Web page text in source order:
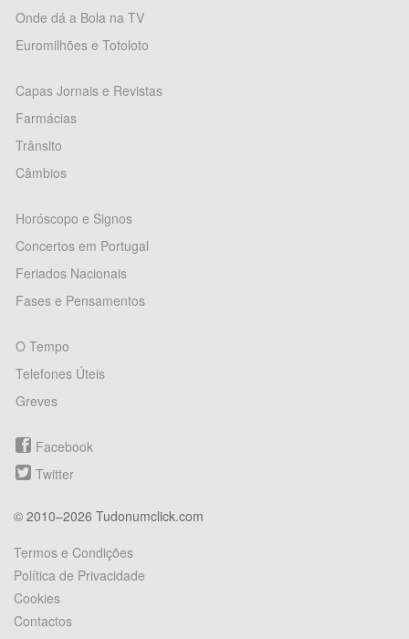
Onde dá a Bola na TV
Euromilhões e Totoloto
Capas Jornais e Revistas
Farmácias
Trânsito
Câmbios
Horóscopo e Signos
Concertos em Portugal
Feriados Nacionais
Fases e Pensamentos
O Tempo
Telefones Úteis
Greves
Facebook
Twitter
© 2010–2026 Tudonumclick.com
Termos e Condições
Política de Privacidade
Cookies
Contactos